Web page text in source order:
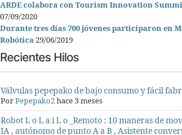
ARDE colabora con Tourism Innovation
07/09/2020
Durante tres días 700 jóvenes participaron en
Robótica29/06/2019
Recientes Hilos
Válvulas pepepako de bajo consumo y fácil
PorPepepako2hace 3 meses
Robot L o L a i L o _Remoto : 10 maneras de
IA , autónomo de punto A a B , Asistente